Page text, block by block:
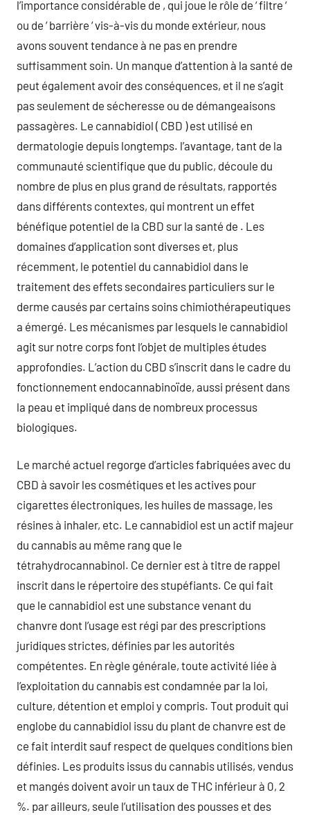
l’importance considérable de , qui joue le rôle de ‘ filtre ‘
ou de ‘ barrière ‘ vis-à-vis du monde extérieur, nous
avons souvent tendance à ne pas en prendre
suffisamment soin. Un manque d’attention à la santé de
peut également avoir des conséquences, et il ne s’agit
pas seulement de sécheresse ou de démangeaisons
passagères. Le cannabidiol ( CBD ) est utilisé en
dermatologie depuis longtemps. l’avantage, tant de la
communauté scientifique que du public, découle du
nombre de plus en plus grand de résultats, rapportés
dans différents contextes, qui montrent un effet
bénéfique potentiel de la CBD sur la santé de . Les
domaines d’application sont diverses et, plus
récemment, le potentiel du cannabidiol dans le
traitement des effets secondaires particuliers sur le
derme causés par certains soins chimiothérapeutiques
a émergé. Les mécanismes par lesquels le cannabidiol
agit sur notre corps font l’objet de multiples études
approfondies. L’action du CBD s’inscrit dans le cadre du
fonctionnement endocannabinoïde, aussi présent dans
la peau et impliqué dans de nombreux processus
biologiques.
Le marché actuel regorge d’articles fabriquées avec du
CBD à savoir les cosmétiques et les actives pour
cigarettes électroniques, les huiles de massage, les
résines à inhaler, etc. Le cannabidiol est un actif majeur
du cannabis au même rang que le
tétrahydrocannabinol. Ce dernier est à titre de rappel
inscrit dans le répertoire des stupéfiants. Ce qui fait
que le cannabidiol est une substance venant du
chanvre dont l’usage est régi par des prescriptions
juridiques strictes, définies par les autorités
compétentes. En règle générale, toute activité liée à
l’exploitation du cannabis est condamnée par la loi,
culture, détention et emploi y compris. Tout produit qui
englobe du cannabidiol issu du plant de chanvre est de
ce fait interdit sauf respect de quelques conditions bien
définies. Les produits issus du cannabis utilisés, vendus
et mangés doivent avoir un taux de THC inférieur à 0, 2
%. par ailleurs, seule l’utilisation des pousses et des